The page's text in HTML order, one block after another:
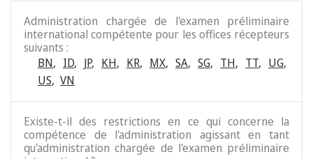
Administration chargée de l'examen préliminaire
international compétente pour les offices récepteurs
suivants :
BN, ID, JP, KH, KR, MX, SA, SG, TH, TT, UG,
US, VN
Existe-t-il des restrictions en ce qui concerne la
compétence de l'administration agissant en tant
qu'administration chargée de l'examen préliminaire